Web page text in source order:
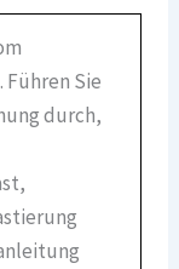
Sie
durch,